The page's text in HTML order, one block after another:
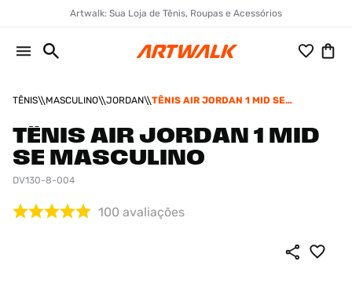
Artwalk: Sua Loja de Tênis, Roupas e Acessórios
TÊNIS MASCULINO JORDAN
TÊNIS AIR JORDAN 1 MID SE
TÊNIS AIR JORDAN 1 MID
SE MASCULINO
DV130-8-004
100 avaliações